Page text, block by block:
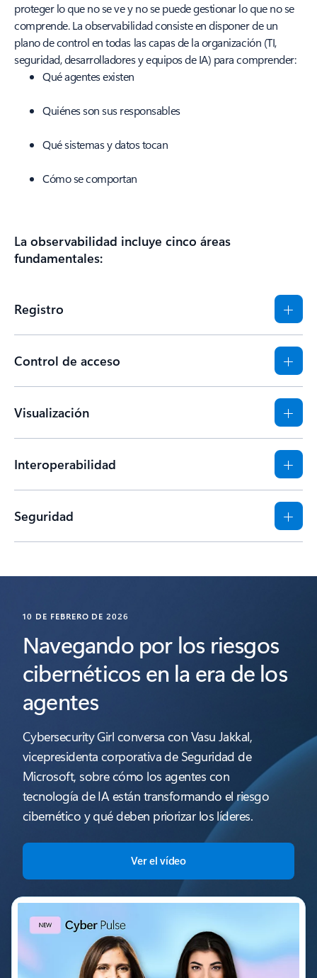
proteger lo que no se ve y no se puede gestionar lo que no se
comprende. La observabilidad consiste en disponer de un
plano de control en todas las capas de la organización (TI,
seguridad, desarrolladores y equipos de IA) para comprender:
Qué agentes existen
Quiénes son sus responsables
Qué sistemas y datos tocan
Cómo se comportan
La observabilidad incluye cinco áreas
fundamentales:
Registro
Control de acceso
Visualización
Interoperabilidad
Seguridad
10 DE FEBRERO DE 2026
Navegando por los riesgos
cibernéticos en la era de los
agentes
Cybersecurity Girl conversa con Vasu Jakkal,
vicepresidenta corporativa de Seguridad de
Microsoft, sobre cómo los agentes con
tecnología de IA están transformando el riesgo
cibernético y qué deben priorizar los líderes.
Ver el vídeo